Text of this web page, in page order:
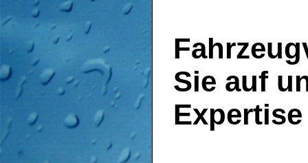
Sie auf
Expertise